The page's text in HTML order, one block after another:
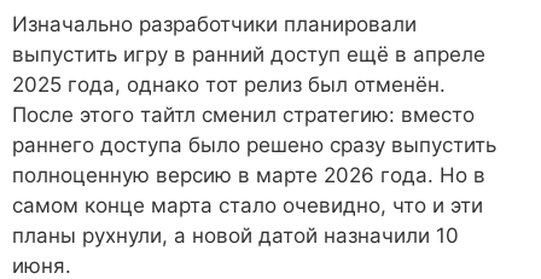
Изначально разработчики планировали
выпустить игру в ранний доступ ещё в апреле
2025 года, однако тот релиз был отменён.
После этого тайтл сменил стратегию: вместо
раннего доступа было решено сразу выпустить
полноценную версию в марте 2026 года. Но в
самом конце марта стало очевидно, что и эти
планы рухнули, а новой датой назначили 10
июня.